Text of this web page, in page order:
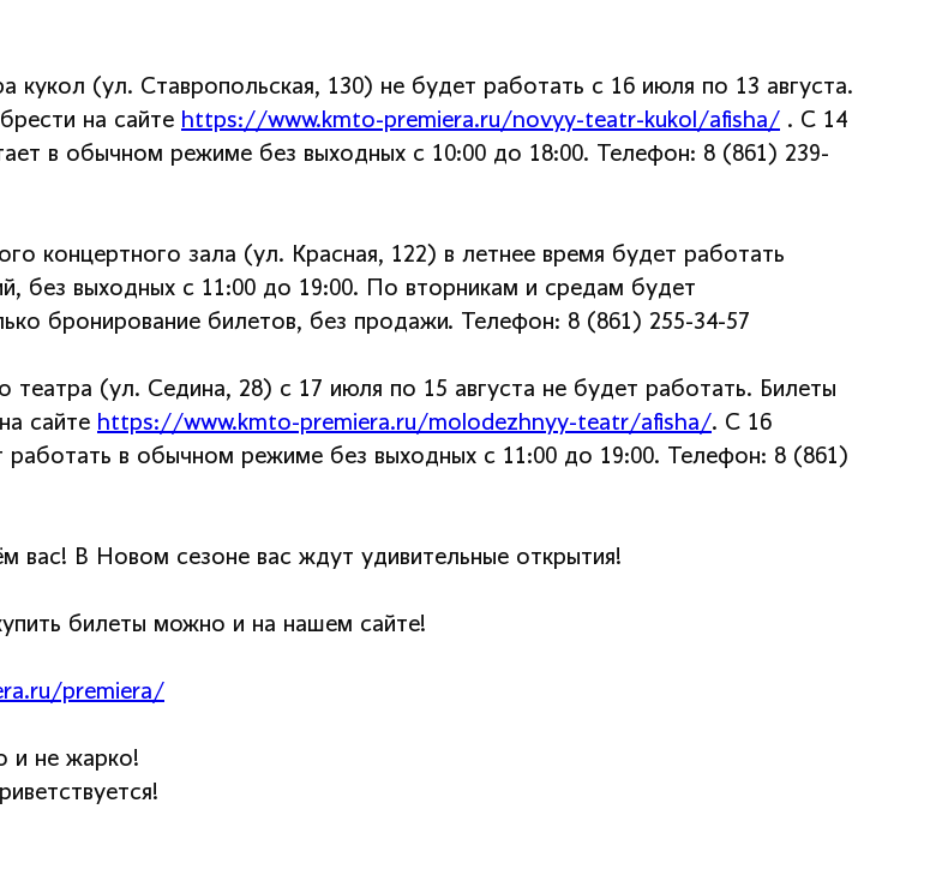
кукол (ул. Ставропольская, 130) не будет работать с 16 июля по 13 августа.
на сайте https://www.kmto-premiera.ru/novyy-teatr-kukol/afisha/ . С 14
в обычном режиме без выходных с 10:00 до 18:00. Телефон: 8 (861) 239-
концертного зала (ул. Красная, 122) в летнее время будет работать
без выходных с 11:00 до 19:00. По вторникам и средам будет
бронирование билетов, без продажи. Телефон: 8 (861) 255-34-57
(ул. Седина, 28) с 17 июля по 15 августа не будет работать. Билеты
сайте https://www.kmto-premiera.ru/molodezhnyy-teatr/afisha/. С 16
работать в обычном режиме без выходных с 11:00 до 19:00. Телефон: 8 (861)
вас! В Новом сезоне вас ждут удивительные открытия!
билеты можно и на нашем сайте!
premiera/
и не жарко!